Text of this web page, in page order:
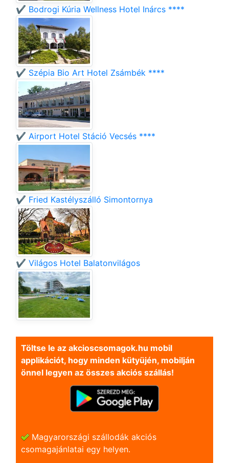
✔️ Bodrogi Kúria Wellness Hotel Inárcs ****
✔️ Szépia Bio Art Hotel Zsámbék ****
✔️ Airport Hotel Stáció Vecsés ****
✔️ Fried Kastélyszálló Simontornya
✔️ Világos Hotel Balatonvilágos
Töltse le az akcioscsomagok.hu mobil
applikációt, hogy minden kütyüjén, mobilján
önnel legyen az összes akciós szállás!
Magyarországi szállodák akciós
csomagajánlatai egy helyen.